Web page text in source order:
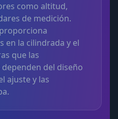
como altitud,
de medición.
en la cilindrada y el
que las
del diseño
ajuste y las